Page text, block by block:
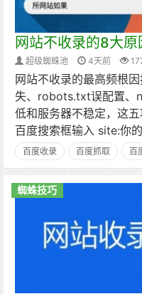
网站不收录的8大
超级蜘蛛池 4天前
网站不收录的最高频根
失、robots.txt误配置、
低和服务器不稳定，这
百度搜索框输入 site:你
百度收录 百度抓取 百
蜘蛛技巧